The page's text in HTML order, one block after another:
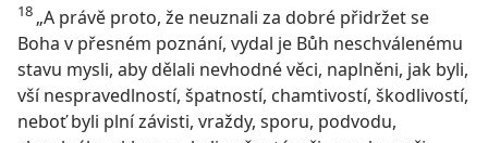
18 „A právě proto, že neuznali za dobré přidržet se
Boha v přesném poznání, vydal je Bůh neschválenému
stavu mysli, aby dělali nevhodné věci, naplněni, jak byli,
vší nespravedlností, špatností, chamtivostí, škodlivostí,
neboť byli plní závisti, vraždy, sporu, podvodu,